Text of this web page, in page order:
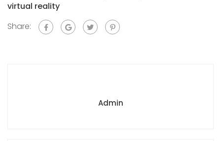
virtual reality
Share:
Admin